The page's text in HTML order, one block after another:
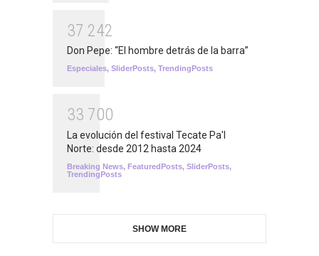
37 242
Don Pepe: “El hombre detrás de la barra”
Especiales, SliderPosts, TrendingPosts
33 700
La evolución del festival Tecate Pa'l
Norte: desde 2012 hasta 2024
Breaking News, FeaturedPosts, SliderPosts,
TrendingPosts
SHOW MORE